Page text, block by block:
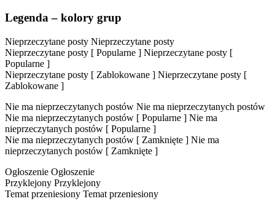
Legenda – kolory grup
Nieprzeczytane posty Nieprzeczytane posty
Nieprzeczytane posty [ Popularne ] Nieprzeczytane posty [
Popularne ]
Nieprzeczytane posty [ Zablokowane ] Nieprzeczytane posty [
Zablokowane ]
Nie ma nieprzeczytanych postów Nie ma nieprzeczytanych postów
Nie ma nieprzeczytanych postów [ Popularne ] Nie ma
nieprzeczytanych postów [ Popularne ]
Nie ma nieprzeczytanych postów [ Zamknięte ] Nie ma
nieprzeczytanych postów [ Zamknięte ]
Ogłoszenie Ogłoszenie
Przyklejony Przyklejony
Temat przeniesiony Temat przeniesiony